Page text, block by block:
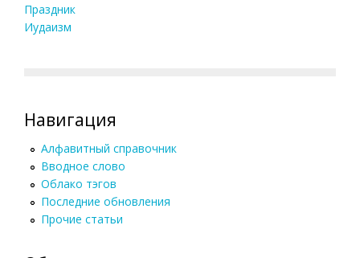
Праздник
Иудаизм
Навигация
Алфавитный справочник
Вводное слово
Облако тэгов
Последние обновления
Прочие статьи